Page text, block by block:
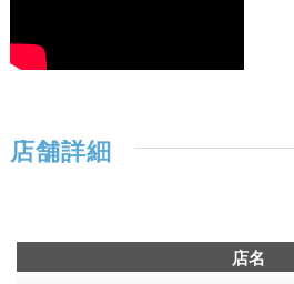
店舗詳細
店名